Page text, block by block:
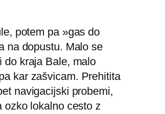
potem pa »gas do
na dopustu. Malo se
do kraja Bale, malo
kar zašvicam. Prehitita
navigacijski probemi,
ozko lokalno cesto z